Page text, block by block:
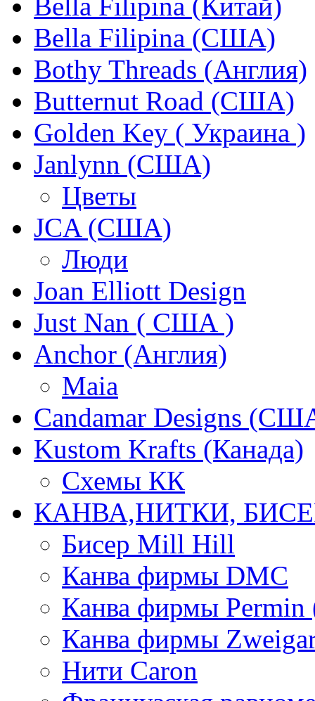
Bella Filipina (Китай)
Bella Filipina (США)
Bothy Threads (Англия)
Butternut Road (США)
Golden Key ( Украина )
Janlynn (США)
Цветы
JCA (США)
Люди
Joan Elliott Design
Just Nan ( США )
Anchor (Англия)
Maia
Candamar Designs
Kustom Krafts (Канада)
Схемы КК
КАНВА,НИТКИ,
Бисер Mill Hill
Канва фирмы DMC
Канва фирмы Permin
Канва фирмы
Нити Caron